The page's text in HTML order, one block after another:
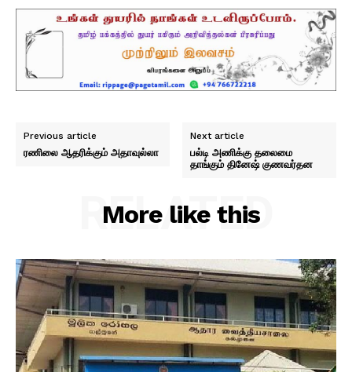
Previous article
ரணிலை ஆதரிக்கும் அதாவுல்லா
Next article
பல்டி அணிக்கு தலைமை
தாங்கும் தினேஷ் குணவர்தன
More like this
RELATED